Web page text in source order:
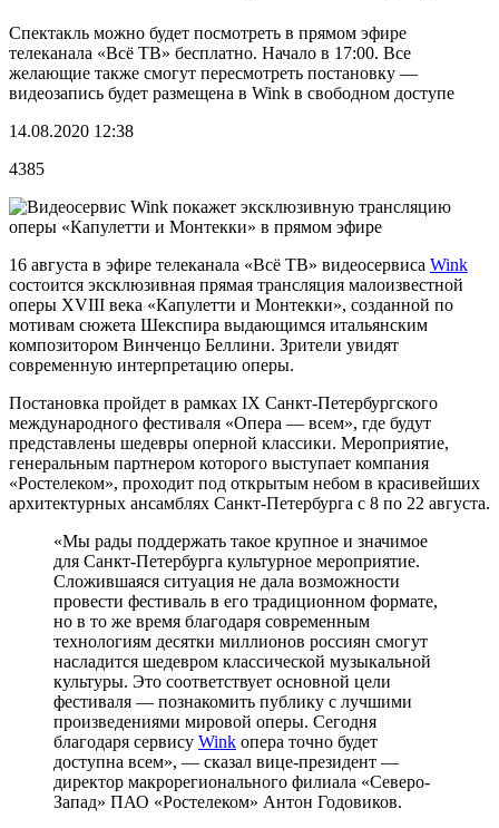
Спектакль можно будет посмотреть в прямом эфире
телеканала «Всё ТВ» бесплатно. Начало в 17:00. Все
желающие также смогут пересмотреть постановку —
видеозапись будет размещена в Wink в свободном доступе
14.08.2020 12:38
4385
16 августа в эфире телеканала «Всё ТВ» видеосервиса Wink
состоится эксклюзивная прямая трансляция малоизвестной
оперы XVIII века «Капулетти и Монтекки», созданной по
мотивам сюжета Шекспира выдающимся итальянским
композитором Винченцо Беллини. Зрители увидят
современную интерпретацию оперы.
Постановка пройдет в рамках IX Санкт-Петербургского
международного фестиваля «Опера — всем», где будут
представлены шедевры оперной классики. Мероприятие,
генеральным партнером которого выступает компания
«Ростелеком», проходит под открытым небом в красивейших
архитектурных ансамблях Санкт-Петербурга с 8 по 22 августа.
«Мы рады поддержать такое крупное и значимое
для Санкт-Петербурга культурное мероприятие.
Сложившаяся ситуация не дала возможности
провести фестиваль в его традиционном формате,
но в то же время благодаря современным
технологиям десятки миллионов россиян смогут
насладится шедевром классической музыкальной
культуры. Это соответствует основной цели
фестиваля — познакомить публику с лучшими
произведениями мировой оперы. Сегодня
благодаря сервису Wink опера точно будет
доступна всем», — сказал вице-президент —
директор макрорегионального филиала «Северо-
Запад» ПАО «Ростелеком» Антон Годовиков.